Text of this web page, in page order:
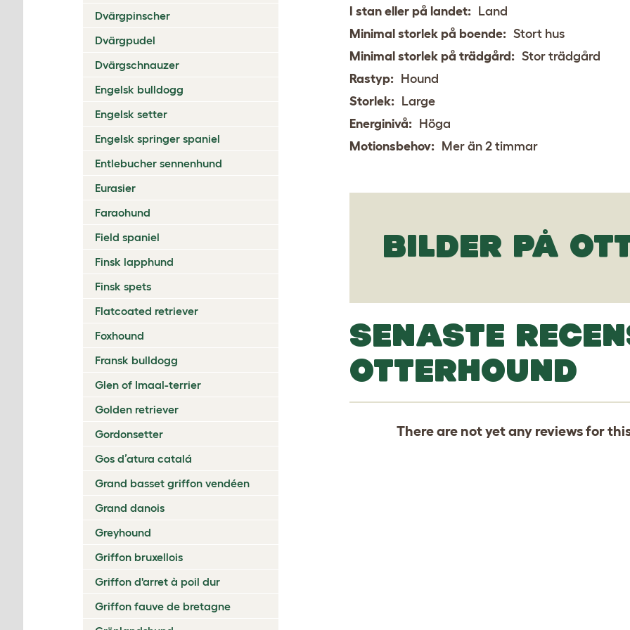
Dvärgpinscher
Dvärgpudel
Dvärgschnauzer
Engelsk bulldogg
Engelsk setter
Engelsk springer spaniel
Entlebucher sennenhund
Eurasier
Faraohund
Field spaniel
Finsk lapphund
Finsk spets
Flatcoated retriever
Foxhound
Fransk bulldogg
Glen of Imaal-terrier
Golden retriever
Gordonsetter
Gos d’atura catalá
Grand basset griffon vendéen
Grand danois
Greyhound
Griffon bruxellois
Griffon d'arret à poil dur
Griffon fauve de bretagne
I stan eller på landet: Land
Minimal storlek på boende: Stort hus
Minimal storlek på trädgård: Stor trädgård
Rastyp: Hound
Storlek: Large
Energinivå: Höga
Motionsbehov: Mer än 2 timmar
BILDER PÅ
SENASTE
OTTERHOUND
There are not yet any reviews for